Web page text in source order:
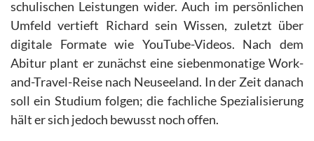
schulischen Leistungen wider. Auch im persönlichen
Umfeld vertieft Richard sein Wissen, zuletzt über
digitale Formate wie YouTube-Videos. Nach dem
Abitur plant er zunächst eine siebenmonatige Work-
and-Travel-Reise nach Neuseeland. In der Zeit danach
soll ein Studium folgen; die fachliche Spezialisierung
hält er sich jedoch bewusst noch offen.